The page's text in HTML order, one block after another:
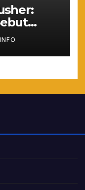
Ex-
Hukum